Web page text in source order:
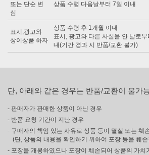
또는 단순 변
심
상품 수령 다음날부터 7일 이내
표시,광고와
상이상품 하자
상품 수령 후 1개월 이내
표시, 광고와 다른 사실을 안 날로부
내(기간 경과 시 반품/교환 불가)
단, 아래와 같은 경우는 반품/교환이 불가
- 판매자가 판매한 상품이 아닌 경우
- 반품 요청 기간이 지난 경우
- 구매자의 책임 있는 사유로 상품 등이 멸실 또는 훼
(단, 상품의 내용을 확인하기 위하여 포장 등을 훼
- 포장을 개봉하였으나 포장이 훼손되어 상품의 가치